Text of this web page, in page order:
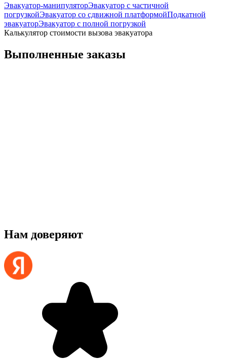
Эвакуатор-манипуляторЭвакуатор с частичной
погрузкойЭвакуатор со сдвижной платформойПодкатной
эвакуаторЭвакуатор с полной погрузкой
Калькулятор стоимости вызова эвакуатора
Выполненные заказы
Нам доверяют